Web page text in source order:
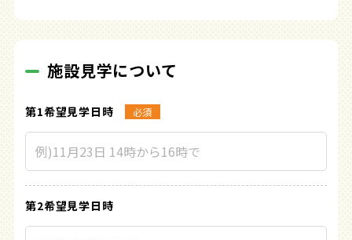
施設見学について
第1希望見学日時 必須
第2希望見学日時